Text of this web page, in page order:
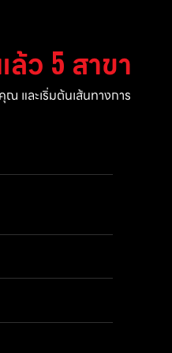
ล้ว 5 สาขา
และเริ่มต้นเส้นทางการ